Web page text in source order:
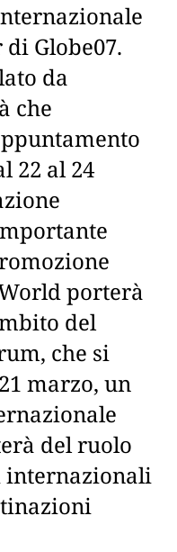
Globe07.
da
che
22 al 24
porterà
del
che si
marzo, un
del ruolo
internazionali